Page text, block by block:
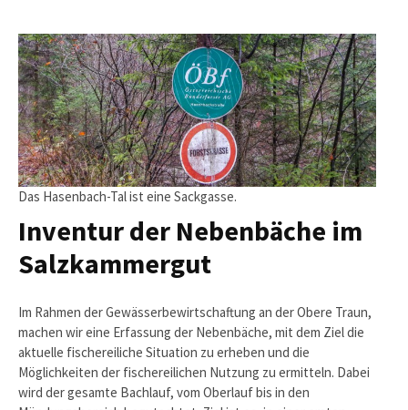
Das Hasenbach-Tal ist eine Sackgasse.
Inventur der Nebenbäche im
Salzkammergut
Im Rahmen der Gewässerbewirtschaftung an der Obere Traun,
machen wir eine Erfassung der Nebenbäche, mit dem Ziel die
aktuelle fischereiliche Situation zu erheben und die
Möglichkeiten der fischereilichen Nutzung zu ermitteln. Dabei
wird der gesamte Bachlauf, vom Oberlauf bis in den